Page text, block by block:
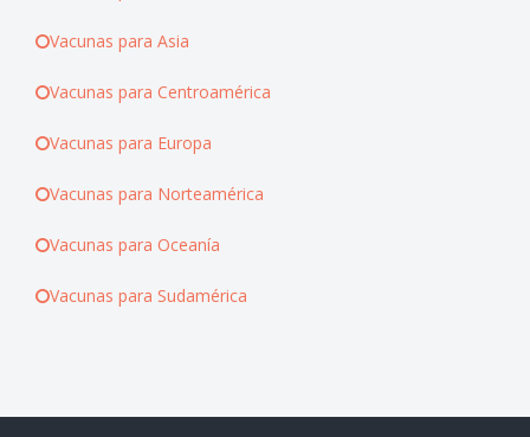
Vacunas para Asia
Vacunas para Centroamérica
Vacunas para Europa
Vacunas para Norteamérica
Vacunas para Oceanía
Vacunas para Sudamérica